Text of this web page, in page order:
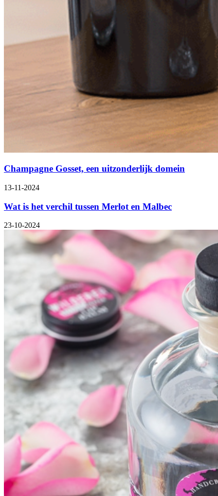
Champagne Gosset, een uitzonderlijk domein
13-11-2024
Wat is het verchil tussen Merlot en Malbec
23-10-2024